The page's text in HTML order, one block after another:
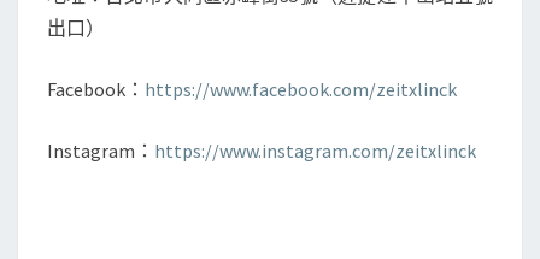
出口）
Facebook： https://www.facebook.com/zeitxlinck
Instagram： https://www.instagram.com/zeitxlinck